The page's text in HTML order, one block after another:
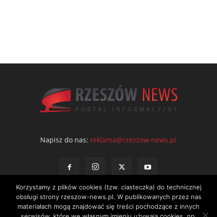
Napisz do nas: reklama@rzeszow-news.pl
Korzystamy z plików cookies (tzw. ciasteczka) do technicznej
obsługi strony rzeszow-news.pl. W publikowanych przez nas
materiałach mogą znajdować się treści pochodzące z innych